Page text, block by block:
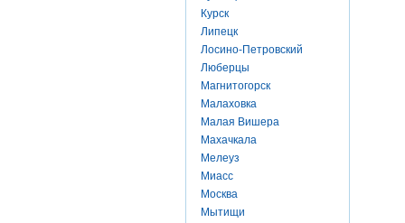
Курск
Липецк
Лосино-Петровский
Люберцы
Магнитогорск
Малаховка
Малая Вишера
Махачкала
Мелеуз
Миасс
Москва
Мытищи